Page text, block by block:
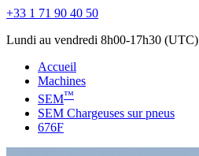
+33 1 71 90 40 50
Lundi au vendredi 8h00-17h30 (UTC)
Accueil
Machines
SEM™
SEM Chargeuses sur pneus
676F